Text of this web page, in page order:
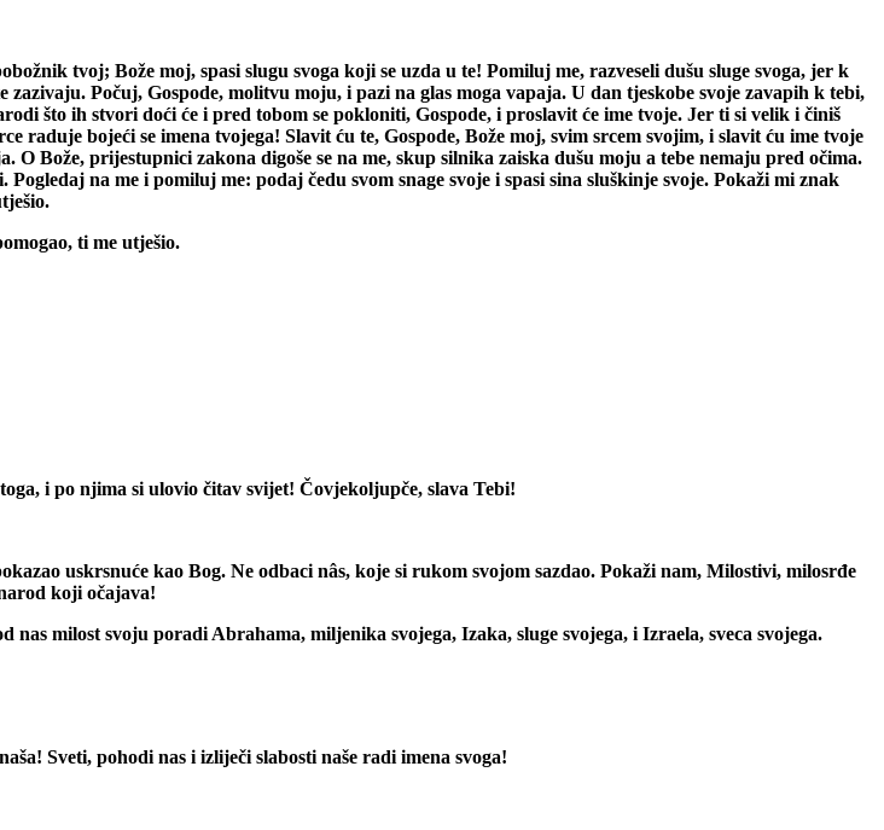
tvoj; Bože moj, spasi slugu svoga koji se uzda u te! Pomiluj me, razveseli dušu sluge svoga, jer k
Počuj, Gospode, molitvu moju, i pazi na glas moga vapaja. U dan tjeskobe svoje zavapih k tebi,
što ih stvori doći će i pred tobom se pokloniti, Gospode, i proslavit će ime tvoje. Jer ti si velik i činiš
raduje bojeći se imena tvojega! Slavit ću te, Gospode, Bože moj, svim srcem svojim, i slavit ću ime tvoje
Bože, prijestupnici zakona digoše se na me, skup silnika zaiska dušu moju a tebe nemaju pred očima.
na me i pomiluj me: podaj čedu svom snage svoje i spasi sina sluškinje svoje. Pokaži mi znak
ti me utješio.
i po njima si ulovio čitav svijet! Čovjekoljupče, slava Tebi!
uskrsnuće kao Bog. Ne odbaci nâs, koje si rukom svojom sazdao. Pokaži nam, Milostivi, milosrđe
koji očajava!
milost svoju poradi Abrahama, miljenika svojega, Izaka, sluge svojega, i Izraela, sveca svojega.
Sveti, pohodi nas i izliječi slabosti naše radi imena svoga!